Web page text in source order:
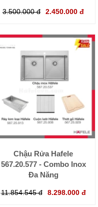
3.500.000 đ 2.450.000 đ
Chậu Rửa Hafele
567.20.577 - Combo Inox
Đa Năng
11.854.545 đ 8.298.000 đ